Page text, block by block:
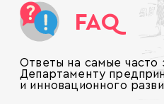
FAQ
Ответы на самые часто
Департаменту
и инновационного